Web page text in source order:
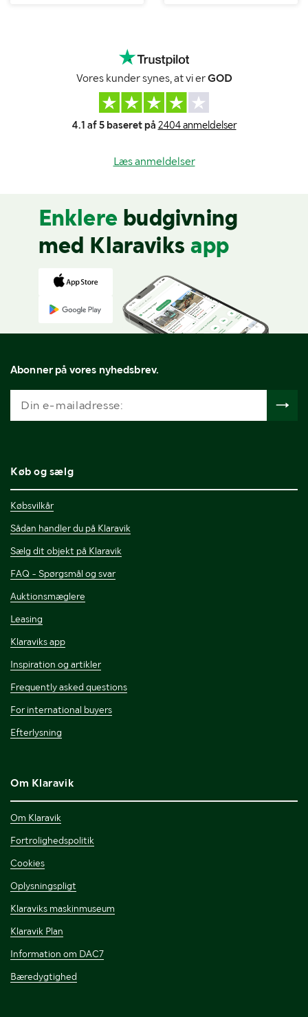
Vores kunder synes, at vi erGOD
4.1 af 5 baseret på 2404 anmeldelser
Læs anmeldelser
Enklere budgivning
med Klaraviks app
Abonner på vores nyhedsbrev.
Køb og sælg
Købsvilkår
Sådan handler du på Klaravik
Sælg dit objekt på Klaravik
FAQ - Spørgsmål og svar
Auktionsmæglere
Leasing
Klaraviks app
Inspiration og artikler
Frequently asked questions
For international buyers
Efterlysning
Om Klaravik
Om Klaravik
Fortrolighedspolitik
Cookies
Oplysningspligt
Klaraviks maskinmuseum
Klaravik Plan
Information om DAC7
Bæredygtighed